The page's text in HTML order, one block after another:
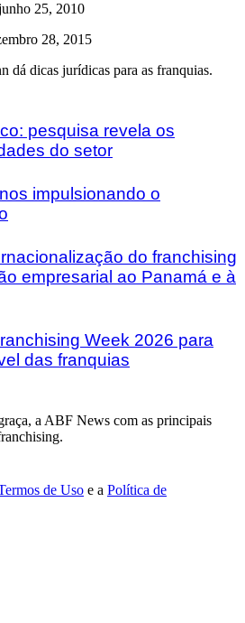
25, 2010
28, 2015
dá dicas jurídicas para as franquias.
pesquisa revela os
do setor
impulsionando o
do franchising
empresarial ao Panamá e à
Week 2026 para
das franquias
a ABF News com as principais
de Uso e a Política de